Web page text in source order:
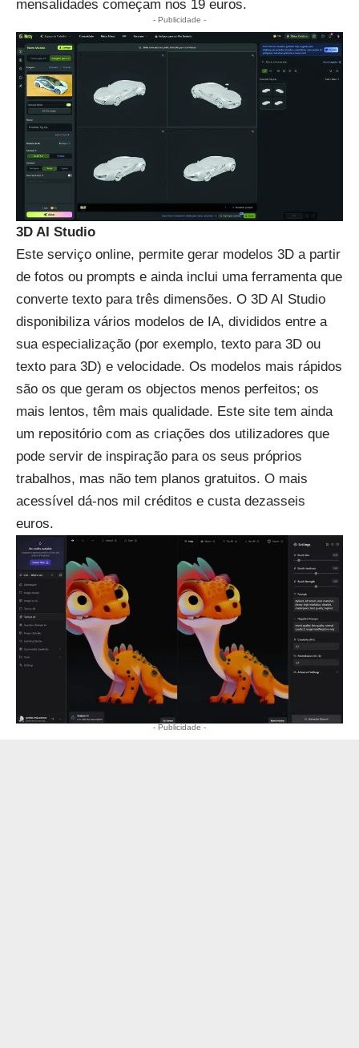
mensalidades começam nos 19 euros.
- Publicidade -
3D AI Studio
Este serviço online, permite gerar modelos 3D a partir
de fotos ou prompts e ainda inclui uma ferramenta que
converte texto para três dimensões. O 3D AI Studio
disponibiliza vários modelos de IA, divididos entre a
sua especialização (por exemplo, texto para 3D ou
texto para 3D) e velocidade. Os modelos mais rápidos
são os que geram os objectos menos perfeitos; os
mais lentos, têm mais qualidade. Este site tem ainda
um repositório com as criações dos utilizadores que
pode servir de inspiração para os seus próprios
trabalhos, mas não tem planos gratuitos. O mais
acessível dá-nos mil créditos e custa dezasseis
euros.
- Publicidade -